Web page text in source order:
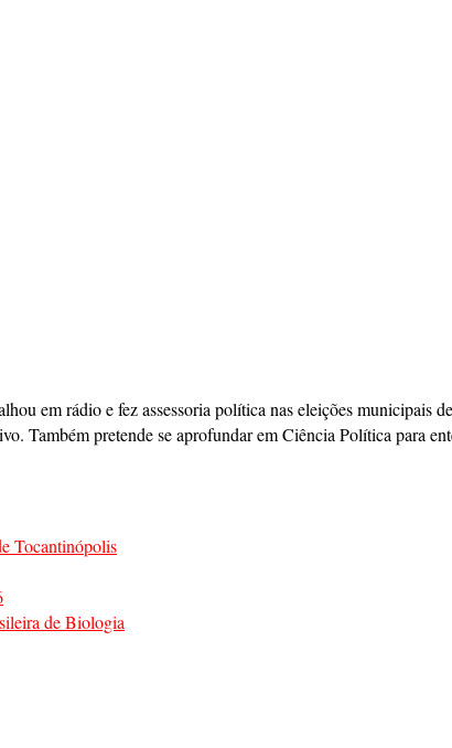
em rádio e fez assessoria política nas eleições municipais
Também pretende se aprofundar em Ciência Política para
Tocantinópolis
de Biologia